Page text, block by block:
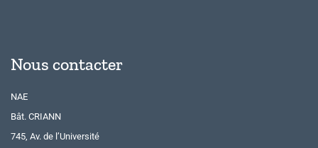
Nous contacter
NAE
Bât. CRIANN
745, Av. de l’Université